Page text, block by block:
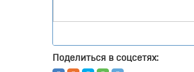
Поделиться в соцсетях: